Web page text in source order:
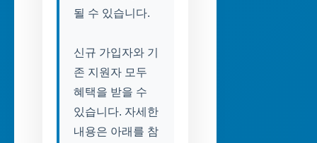
될 수 있습니다.
신규 가입자와 기
존 지원자 모두
혜택을 받을 수
있습니다. 자세한
내용은 아래를 참